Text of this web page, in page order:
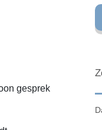
gesprek